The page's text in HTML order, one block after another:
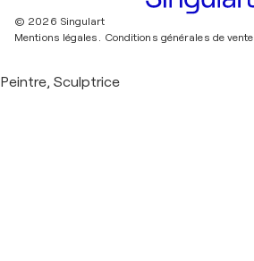
© 2026 Singulart
Mentions légales. Conditions générales de vente
Peintre, Sculptrice